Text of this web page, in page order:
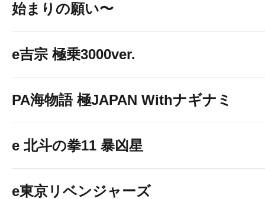
始まりの願い〜
e吉宗 極乗3000ver.
PA海物語 極JAPAN Withナギナミ
e 北斗の拳11 暴凶星
e東京リベンジャーズ